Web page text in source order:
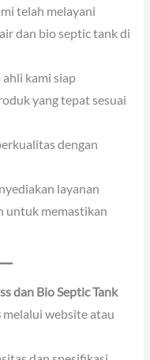
telah melayani
dan bio septic tank di
ahli kami siap
yang tepat sesuai
dengan
layanan
untuk memastikan
dan Bio Septic Tank
melalui website atau